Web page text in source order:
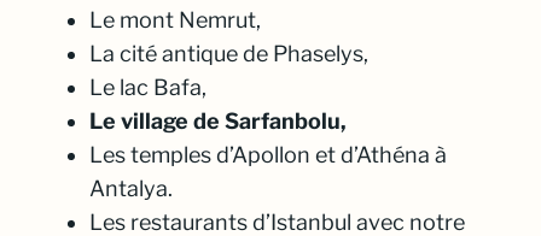
Le mont Nemrut,
La cité antique de Phaselys,
Le lac Bafa,
Le village de Sarfanbolu,
Les temples d’Apollon et d’Athéna à
Antalya.
Les restaurants d’Istanbul avec notre